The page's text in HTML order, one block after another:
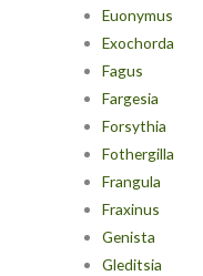
Euonymus
Exochorda
Fagus
Fargesia
Forsythia
Fothergilla
Frangula
Fraxinus
Genista
Gleditsia